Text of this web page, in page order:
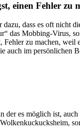
einen Fehler zu
dass es oft nicht
das Mobbing-Virus,
Fehler zu machen,
im persönlichen
es möglich ist,